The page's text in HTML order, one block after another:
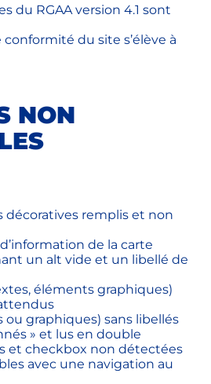
du RGAA version 4.1 sont
du site s’élève à
NON
décoratives remplis et non
de la carte
un alt vide et un libellé de
éléments graphiques)
graphiques) sans libellés
» et lus en double
et checkbox non détectées
avec une navigation au